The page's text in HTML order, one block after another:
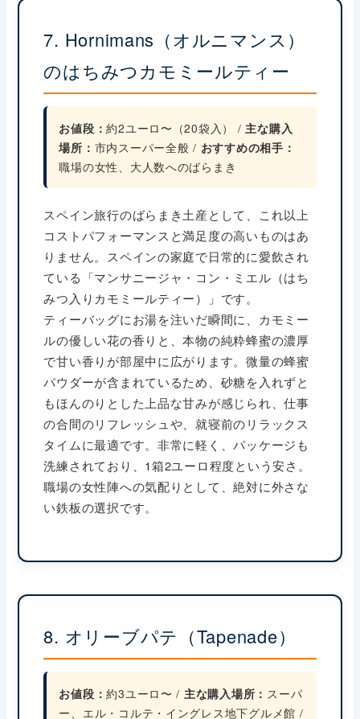
7. Hornimans（オルニマンス）
のはちみつカモミールティー
お値段：約2ユーロ〜（20袋入） / 主な購入
場所： 市内スーパー全般 / おすすめの相手：
職場の女性、大人数へのばらまき
スペイン旅行のばらまき土産として、これ以上
コストパフォーマンスと満足度の高いものはあ
りません。スペインの家庭で日常的に愛飲され
ている「マンサニージャ・コン・ミエル（はち
みつ入りカモミールティー）」です。
ティーバッグにお湯を注いだ瞬間に、カモミー
ルの優しい花の香りと、本物の純粋蜂蜜の濃厚
で甘い香りが部屋中に広がります。微量の蜂蜜
パウダーが含まれているため、砂糖を入れずと
もほんのりとした上品な甘みが感じられ、仕事
の合間のリフレッシュや、就寝前のリラックス
タイムに最適です。非常に軽く、パッケージも
洗練されており、1箱2ユーロ程度という安さ。
職場の女性陣への気配りとして、絶対に外さな
い鉄板の選択です。
8. オリーブパテ（Tapenade）
お値段：約3ユーロ〜 / 主な購入場所： スーパ
ー、エル・コルテ・イングレス地下グルメ館 /